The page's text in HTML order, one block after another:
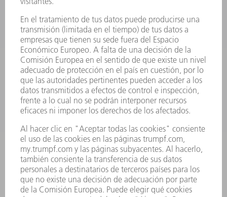
HERRAMIENTAS PORTÁTILES
FÁBRICA INTELIGENTE
SOFTWARE
SERVICIOS
APLICACIONES
SECTORES
EMPRESA
CARRERA PROFESIONAL
OFERTAS DE TRABAJO
PERFIL DE LA EMPRESA
INFORME ANUAL
PRINCIPIOS CORPORATIVOS
CUMPLIMIENTO
SISTEMA DE INFORMADORES
SEGURIDAD
COMUNICADOS DE PRENSA
REVISTAS